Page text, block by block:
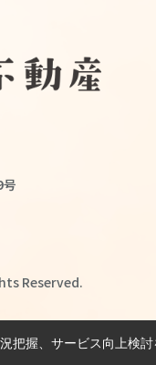
Reserved.
把握、サービス向上検